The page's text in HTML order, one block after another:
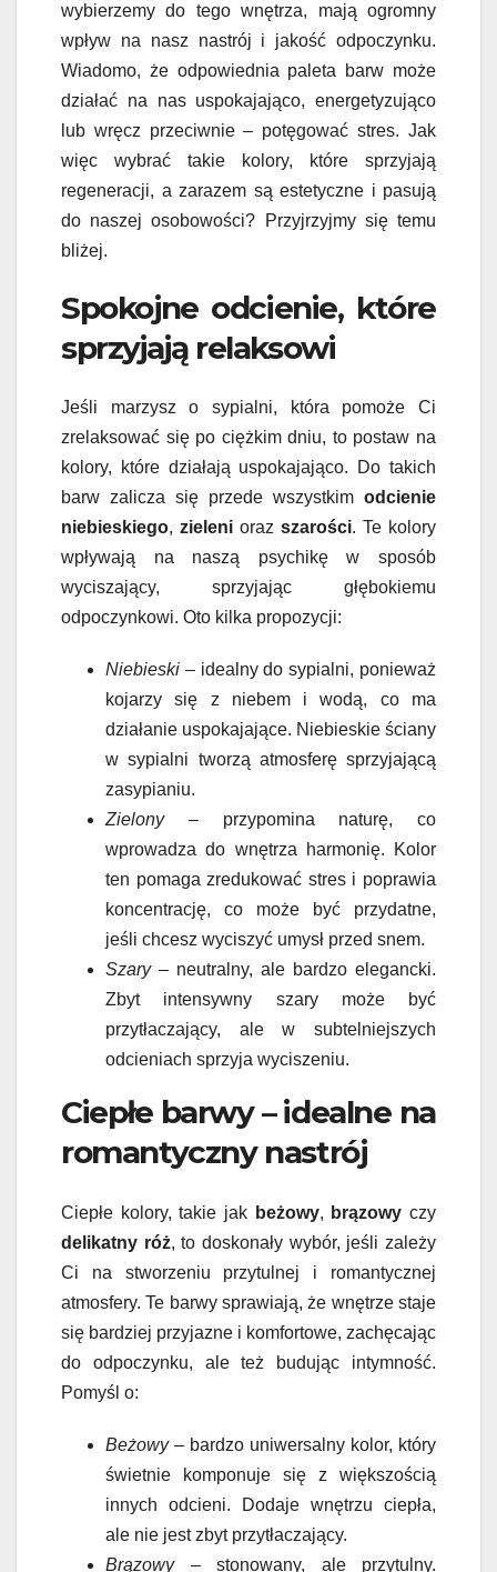
wybierzemy do tego wnętrza, mają ogromny
wpływ na nasz nastrój i jakość odpoczynku.
Wiadomo, że odpowiednia paleta barw może
działać na nas uspokajająco, energetyzująco
lub wręcz przeciwnie – potęgować stres. Jak
więc wybrać takie kolory, które sprzyjają
regeneracji, a zarazem są estetyczne i pasują
do naszej osobowości? Przyjrzyjmy się temu
bliżej.
Spokojne odcienie, które
sprzyjają relaksowi
Jeśli marzysz o sypialni, która pomoże Ci
zrelaksować się po ciężkim dniu, to postaw na
kolory, które działają uspokajająco. Do takich
barw zalicza się przede wszystkim odcienie
niebieskiego, zieleni oraz szarości. Te kolory
wpływają na naszą psychikę w sposób
wyciszający, sprzyjając głębokiemu
odpoczynkowi. Oto kilka propozycji:
Niebieski – idealny do sypialni, ponieważ
kojarzy się z niebem i wodą, co ma
działanie uspokajające. Niebieskie ściany
w sypialni tworzą atmosferę sprzyjającą
zasypianiu.
Zielony– przypomina naturę, co
wprowadza do wnętrza harmonię. Kolor
ten pomaga zredukować stres i poprawia
koncentrację, co może być przydatne,
jeśli chcesz wyciszyć umysł przed snem.
Szary– neutralny, ale bardzo elegancki.
Zbyt intensywny szary może być
przytłaczający, ale w subtelniejszych
odcieniach sprzyja wyciszeniu.
Ciepłe barwy – idealne na
romantyczny nastrój
Ciepłe kolory, takie jak beżowy, brązowy czy
delikatny róż, to doskonały wybór, jeśli zależy
Ci na stworzeniu przytulnej i romantycznej
atmosfery. Te barwy sprawiają, że wnętrze staje
się bardziej przyjazne i komfortowe, zachęcając
do odpoczynku, ale też budując intymność.
Pomyśl o:
Beżowy– bardzo uniwersalny kolor, który
świetnie komponuje się z większością
innych odcieni. Dodaje wnętrzu ciepła,
ale nie jest zbyt przytłaczający.
Brązowy– stonowany, ale przytulny.